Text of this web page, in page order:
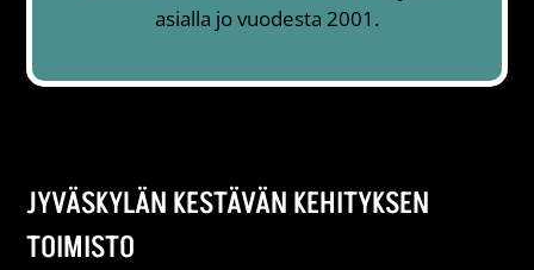
asialla jo vuodesta 2001.
JYVÄSKYLÄN KESTÄVÄN KEHITYKSEN
TOIMISTO